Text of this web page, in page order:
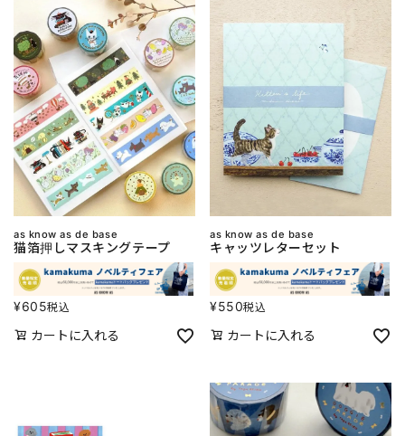
as know as de base
猫箔押しマスキングテープ
¥605税込
カートに入れる
as know as de base
キャッツレターセット
¥550税込
カートに入れる